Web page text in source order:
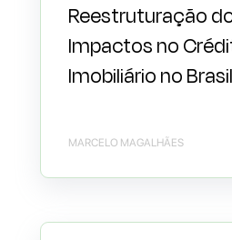
Reestruturação
Impactos no
Imobiliário no Brasil
MARCELO MAGALHÃES